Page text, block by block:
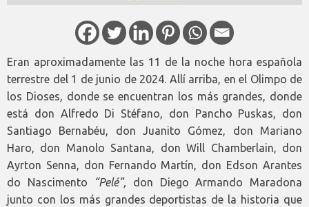
Eran aproximadamente las 11 de la noche hora española
terrestre del 1 de junio de 2024. Allí arriba, en el Olimpo de
los Dioses, donde se encuentran los más grandes, donde
está don Alfredo Di Stéfano, don Pancho Puskas, don
Santiago Bernabéu, don Juanito Gómez, don Mariano
Haro, don Manolo Santana, don Will Chamberlain, don
Ayrton Senna, don Fernando Martín, don Edson Arantes
do Nascimento
“Pelé”, don Diego Armando Maradona
junto con los más grandes deportistas de la historia que